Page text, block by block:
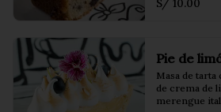
S/ 10.00
Pie de
Masa de
de crema de
merengue